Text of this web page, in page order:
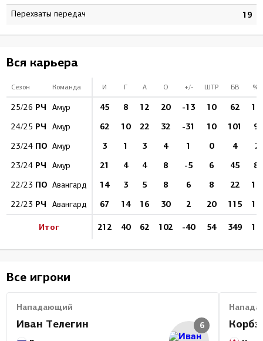
Перехваты передач 19
Вся карьера
Сезон Команда И Г А О +/- ШТР БВ
25/26 РЧ Амур 45 8 12 20 -13 10 62
24/25 РЧ Амур 62 10 22 32 -31 10 101
23/24 ПО Амур 3 1 3 4 1 0 4
23/24 РЧ Амур 21 4 4 8 -5 6 45
22/23 ПО Авангард 14 3 5 8 6 8 22
22/23 РЧ Авангард 67 14 16 30 2 20 115
Итог 212 40 62 102 -40 54 349
Все игроки
Нападающий
Иван Телегин 6